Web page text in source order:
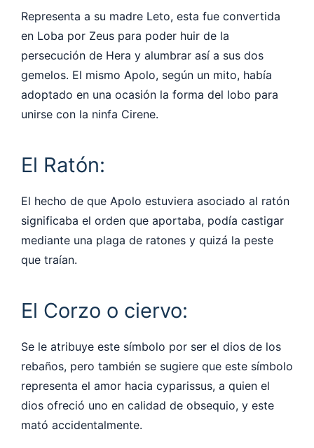
Representa a su madre Leto, esta fue convertida
en Loba por Zeus para poder huir de la
persecución de Hera y alumbrar así a sus dos
gemelos. El mismo Apolo, según un mito, había
adoptado en una ocasión la forma del lobo para
unirse con la ninfa Cirene.
El Ratón:
El hecho de que Apolo estuviera asociado al ratón
significaba el orden que aportaba, podía castigar
mediante una plaga de ratones y quizá la peste
que traían.
El Corzo o ciervo:
Se le atribuye este símbolo por ser el dios de los
rebaños, pero también se sugiere que este símbolo
representa el amor hacia cyparissus, a quien el
dios ofreció uno en calidad de obsequio, y este
mató accidentalmente.